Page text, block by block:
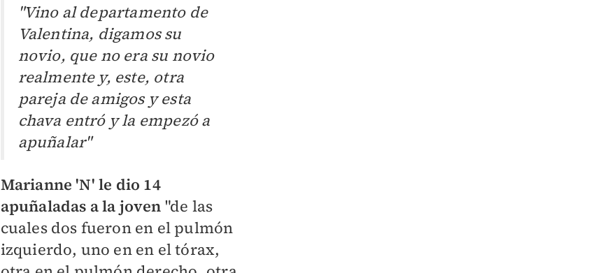
"Vino al departamento de
Valentina, digamos su
novio, que no era su novio
realmente y, este, otra
pareja de amigos y esta
chava entró y la empezó a
apuñalar"
Marianne 'N' le dio 14
apuñaladas a la joven "de las
cuales dos fueron en el pulmón
izquierdo, uno en en el tórax,